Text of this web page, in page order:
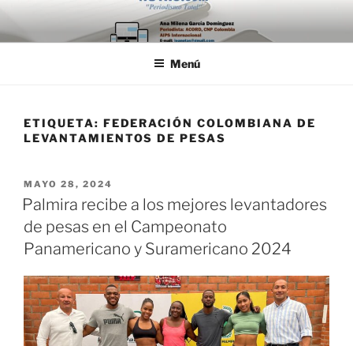
Saltar
al
contenido
Menú
ETIQUETA: FEDERACIÓN COLOMBIANA DE
LEVANTAMIENTOS DE PESAS
PUBLICADO
EL
MAYO 28, 2024
Palmira recibe a los mejores levantadores
de pesas en el Campeonato
Panamericano y Suramericano 2024